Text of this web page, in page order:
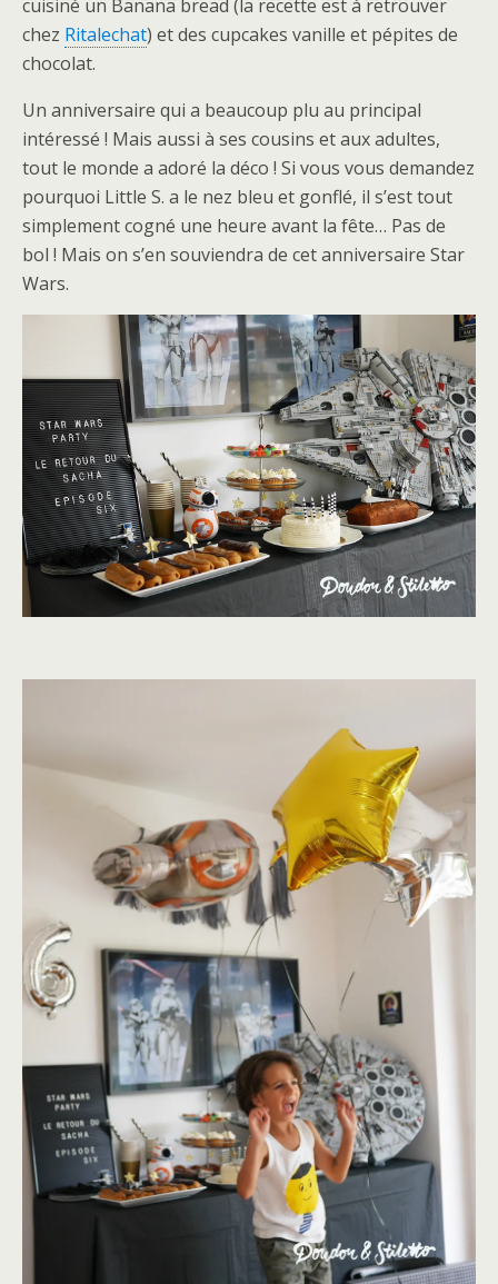
cuisiné un Banana bread (la recette est à retrouver
chez Ritalechat) et des cupcakes vanille et pépites de
chocolat.
Un anniversaire qui a beaucoup plu au principal
intéressé ! Mais aussi à ses cousins et aux adultes,
tout le monde a adoré la déco ! Si vous vous demandez
pourquoi Little S. a le nez bleu et gonflé, il s’est tout
simplement cogné une heure avant la fête… Pas de
bol ! Mais on s’en souviendra de cet anniversaire Star
Wars.